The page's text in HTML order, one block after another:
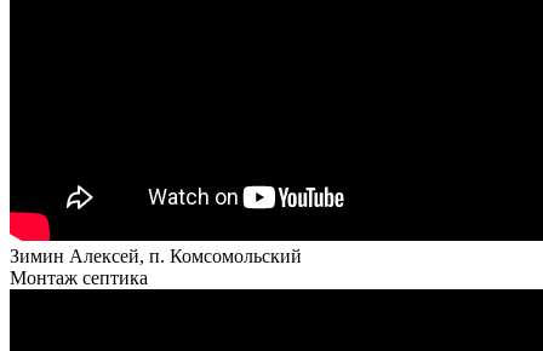
Зимин Алексей, п. Комсомольский
Монтаж септика